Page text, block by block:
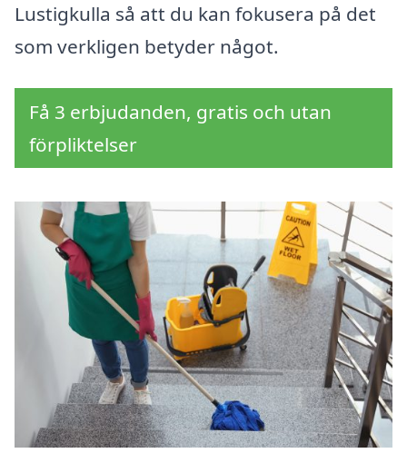
Lustigkulla så att du kan fokusera på det
som verkligen betyder något.
Få 3 erbjudanden, gratis och utan
förpliktelser